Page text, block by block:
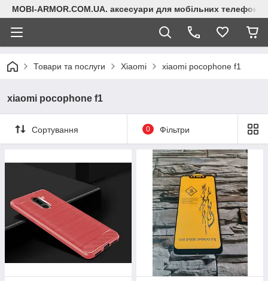
MOBI-ARMOR.COM.UA. аксесуари для мобільних телефонів
Товари та послуги Xiaomi xiaomi pocophone f1
xiaomi pocophone f1
Сортування 0 Фільтри